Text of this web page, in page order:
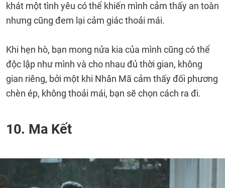
khát một tình yêu có thể khiến mình cảm thấy an toàn
nhưng cũng đem lại cảm giác thoải mái.
Khi hẹn hò, bạn mong nửa kia của mình cũng có thể
độc lập như mình và cho nhau đủ thời gian, không
gian riêng, bởi một khi Nhân Mã cảm thấy đối phương
chèn ép, không thoải mái, bạn sẽ chọn cách ra đi.
10. Ma Kết